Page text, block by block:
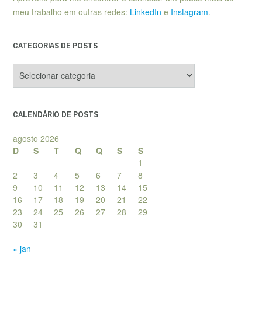
meu trabalho em outras redes: LinkedIn e Instagram.
CATEGORIAS DE POSTS
de
CALENDÁRIO DE POSTS
agosto 2026
D
S T Q Q S
S
1
2
3 4 5 6 7
8
9
10 11 12 13 14
15
16
17 18 19 20 21
22
23
24 25 26 27 28
29
30
31
« jan